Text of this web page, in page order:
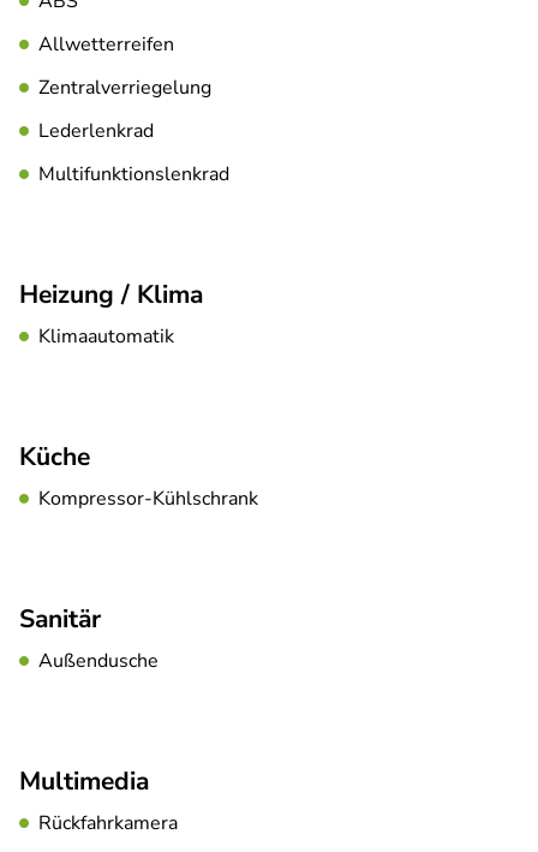
Allwetterreifen
Zentralverriegelung
Lederlenkrad
Multifunktionslenkrad
Heizung / Klima
Klimaautomatik
Küche
Kompressor-Kühlschrank
Sanitär
Außendusche
Multimedia
Rückfahrkamera